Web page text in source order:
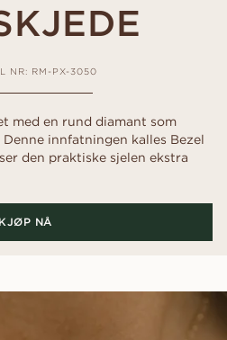
NR: RM-PX-3050
med en rund diamant som
innfatningen kalles Bezel
den praktiske sjelen ekstra
KJØP NÅ